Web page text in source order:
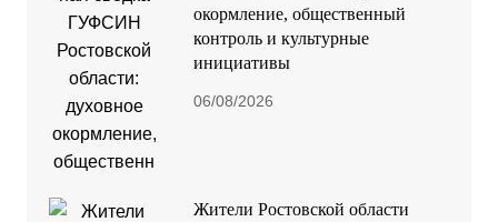
окормление, общественный
контроль и культурные
инициативы
06/08/2026
Жители Ростовской области